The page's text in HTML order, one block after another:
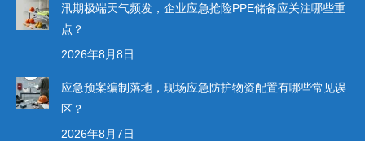
汛期极端天气频发，企业应急抢险PPE储备应关注哪些重
点？
2026年8月8日
应急预案编制落地，现场应急防护物资配置有哪些常见误
区？
2026年8月7日